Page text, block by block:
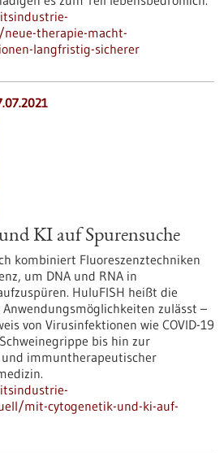
therapie-macht-
langfristig-sicherer
KI auf Spurensuche
kombiniert Fluoreszenztechniken
um DNA und RNA in
HuluFISH heißt die
zulässt –
von Virusinfektionen wie COVID-19
bis hin zur
immuntherapeutischer
mit-cytogenetik-und-ki-auf-